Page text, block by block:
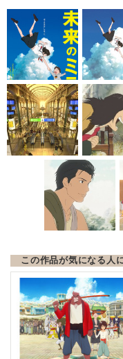
この作品が気になる人